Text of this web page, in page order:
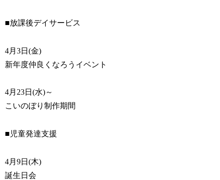
■放課後デイサービス
4月3日(金)
新年度仲良くなろうイベント
4月23日(水)～
こいのぼり制作期間
■児童発達支援
4月9日(木)
誕生日会